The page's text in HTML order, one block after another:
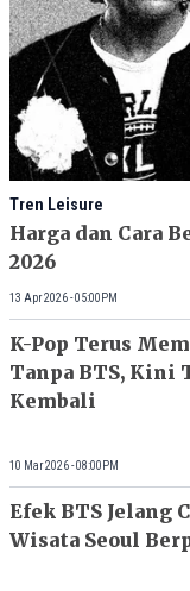
Tren Leisure
Harga dan Cara
2026
13 Apr 2026 - 05:00PM
K-Pop Terus
Tanpa BTS, Kini
Kembali
10 Mar 2026 - 08:00PM
Efek BTS Jelang
Wisata Seoul